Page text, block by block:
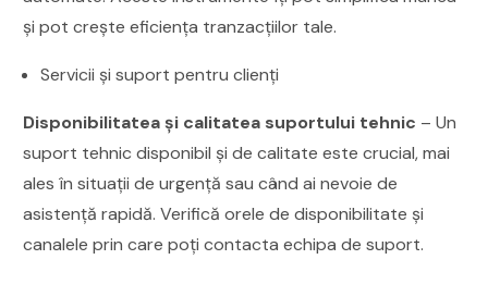
și pot crește eficiența tranzacțiilor tale.
Servicii și suport pentru clienți
Disponibilitatea și calitatea suportului tehnic – Un
suport tehnic disponibil și de calitate este crucial, mai
ales în situații de urgență sau când ai nevoie de
asistență rapidă. Verifică orele de disponibilitate și
canalele prin care poți contacta echipa de suport.